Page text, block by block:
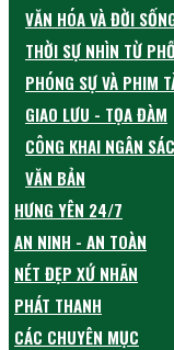
VĂN HÓA VÀ ĐỜI
THỜI SỰ NHÌN TỪ
PHÓNG SỰ VÀ PHIM
GIAO LƯU - TỌA ĐÀM
CÔNG KHAI NGÂN
VĂN BẢN
HƯNG YÊN 24/7
AN NINH - AN TOÀN
NÉT ĐẸP XỨ NHÃN
PHÁT THANH
CÁC CHUYÊN MỤC